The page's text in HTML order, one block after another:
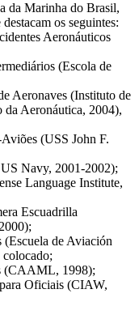
da Marinha do Brasil,
os seguintes:
Aeronáuticos
(Escola de
Aeronaves (Instituto de
da Aeronáutica, 2004),
(USS John F.
Navy, 2001-2002);
Language Institute,
Escuadrilla
(Escuela de Aviación
(CAAML, 1998);
Oficiais (CIAW,